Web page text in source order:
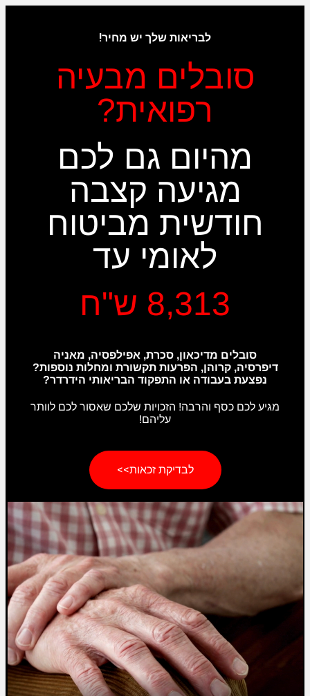
לבריאות שלך יש מחיר!
סובלים מבעיה
רפואית?
מהיום גם לכם
מגיעה קצבה
חודשית מביטוח
לאומי עד
8,313 ש"ח
סובלים מדיכאון, סכרת, אפילפסיה, מאניה
דיפרסיה, קרוהן, הפרעות תקשורת ומחלות נוספות?
נפצעת בעבודה או התפקוד הבריאותי הידרדר?
מגיע לכם כסף והרבה! הזכויות שלכם שאסור לכם לוותר
עליהם!
לבדיקת זכאות>>